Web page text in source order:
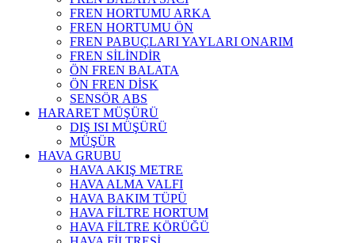
FREN HORTUMU ARKA
FREN HORTUMU ÖN
FREN PABUÇLARI YAYLARI ONARIM
FREN SİLİNDİR
ÖN FREN BALATA
ÖN FREN DİSK
SENSÖR ABS
HARARET MÜŞÜRÜ
DIŞ ISI MÜŞÜRÜ
MÜŞÜR
HAVA GRUBU
HAVA AKIŞ METRE
HAVA ALMA VALFI
HAVA BAKIM TÜPÜ
HAVA FİLTRE HORTUM
HAVA FİLTRE KÖRÜĞÜ